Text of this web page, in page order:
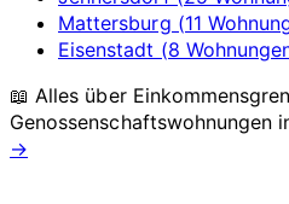
Mattersburg (11
Eisenstadt (8
📖 Alles über
Genossenschaftswohnungen
→